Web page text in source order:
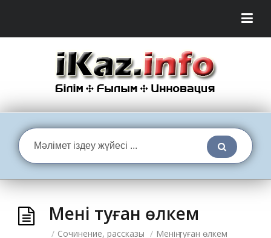
Менің туған өлкем
/ Сочинение, рассказы / Менің туған өлкем